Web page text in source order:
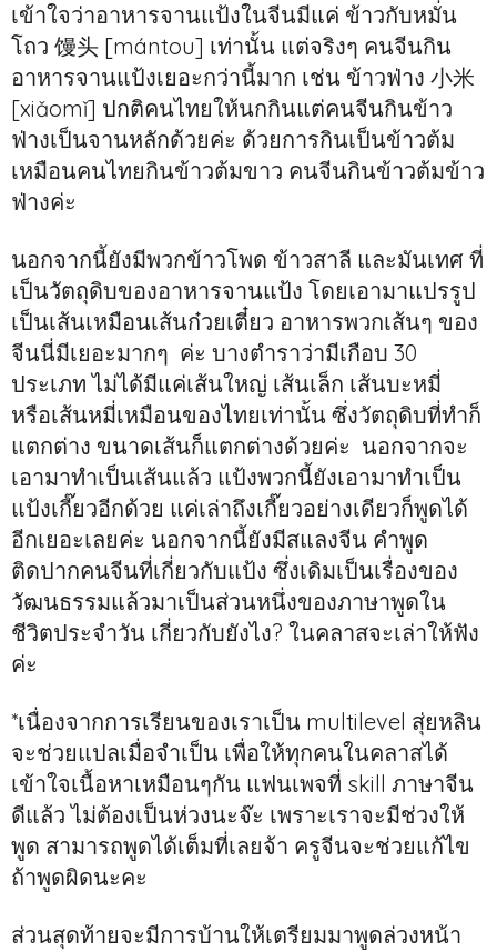
เข้าใจว่าอาหารจานแป้งในจีนมีแค่ ข้าวกับหมั่น
โถว 馒头 [mántou] เท่านั้น แต่จริงๆ คนจีนกิน
อาหารจานแป้งเยอะกว่านี้มาก เช่น ข้าวฟ่าง 小米
[xiǎomǐ] ปกติคนไทยให้นกกินแต่คนจีนกินข้าว
ฟ่างเป็นจานหลักด้วยค่ะ ด้วยการกินเป็นข้าวต้ม
เหมือนคนไทยกินข้าวต้มขาว คนจีนกินข้าวต้มข้าว
ฟ่างค่ะ
นอกจากนี้ยังมีพวกข้าวโพด ข้าวสาลี และมันเทศ ที่
เป็นวัตถุดิบของอาหารจานแป้ง โดยเอามาแปรรูป
เป็นเส้นเหมือนเส้นก๋วยเตี๋ยว อาหารพวกเส้นๆ ของ
จีนนี่มีเยอะมากๆ ค่ะ บางตำราว่ามีเกือบ 30
ประเภท ไม่ได้มีแค่เส้นใหญ่ เส้นเล็ก เส้นบะหมี่
หรือเส้นหมี่เหมือนของไทยเท่านั้น ซึ่งวัตถุดิบที่ทำก็
แตกต่าง ขนาดเส้นก็แตกต่างด้วยค่ะ นอกจากจะ
เอามาทำเป็นเส้นแล้ว แป้งพวกนี้ยังเอามาทำเป็น
แป้งเกี๊ยวอีกด้วย แค่เล่าถึงเกี๊ยวอย่างเดียวก็พูดได้
อีกเยอะเลยค่ะ นอกจากนี้ยังมีสแลงจีน คำพูด
ติดปากคนจีนที่เกี่ยวกับแป้ง ซึ่งเดิมเป็นเรื่องของ
วัฒนธรรมแล้วมาเป็นส่วนหนึ่งของภาษาพูดใน
ชีวิตประจำวัน เกี่ยวกับยังไง? ในคลาสจะเล่าให้ฟัง
ค่ะ
*เนื่องจากการเรียนของเราเป็น multilevel สุ่ยหลิน
จะช่วยแปลเมื่อจำเป็น เพื่อให้ทุกคนในคลาสได้
เข้าใจเนื้อหาเหมือนๆกัน แฟนเพจที่ skill ภาษาจีน
ดีแล้ว ไม่ต้องเป็นห่วงนะจ๊ะ เพราะเราจะมีช่วงให้
พูด สามารถพูดได้เต็มที่เลยจ้า ครูจีนจะช่วยแก้ไข
ถ้าพูดผิดนะคะ
ส่วนสุดท้ายจะมีการบ้านให้เตรียมมาพูดล่วงหน้า